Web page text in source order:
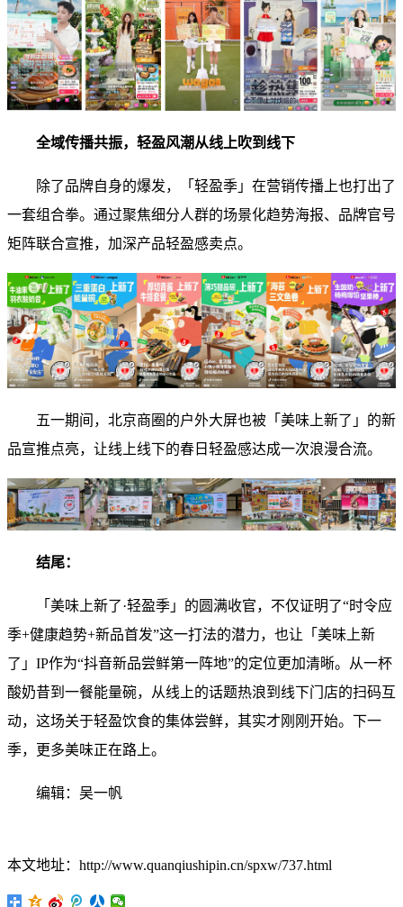
全域传播共振，轻盈风潮从线上吹到线下
除了品牌自身的爆发，「轻盈季」在营销传播上也打出了
一套组合拳。通过聚焦细分人群的场景化趋势海报、品牌官号
矩阵联合宣推，加深产品轻盈感卖点。
五一期间，北京商圈的户外大屏也被「美味上新了」的新
品宣推点亮，让线上线下的春日轻盈感达成一次浪漫合流。
结尾：
「美味上新了·轻盈季」的圆满收官，不仅证明了“时令应
季+健康趋势+新品首发”这一打法的潜力，也让「美味上新
了」IP作为“抖音新品尝鲜第一阵地”的定位更加清晰。从一杯
酸奶昔到一餐能量碗，从线上的话题热浪到线下门店的扫码互
动，这场关于轻盈饮食的集体尝鲜，其实才刚刚开始。下一
季，更多美味正在路上。
编辑：吴一帆
本文地址：http://www.quanqiushipin.cn/spxw/737.html